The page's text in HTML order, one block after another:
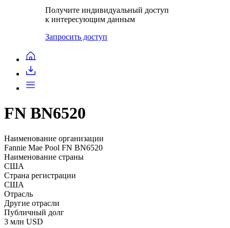
Получите индивидуальный доступ
к интересующим данным
Запросить доступ
FN BN6520
Наименование организации
Fannie Mae Pool FN BN6520
Наименование страны
США
Страна регистрации
США
Отрасль
Другие отрасли
Публичный долг
3 млн USD